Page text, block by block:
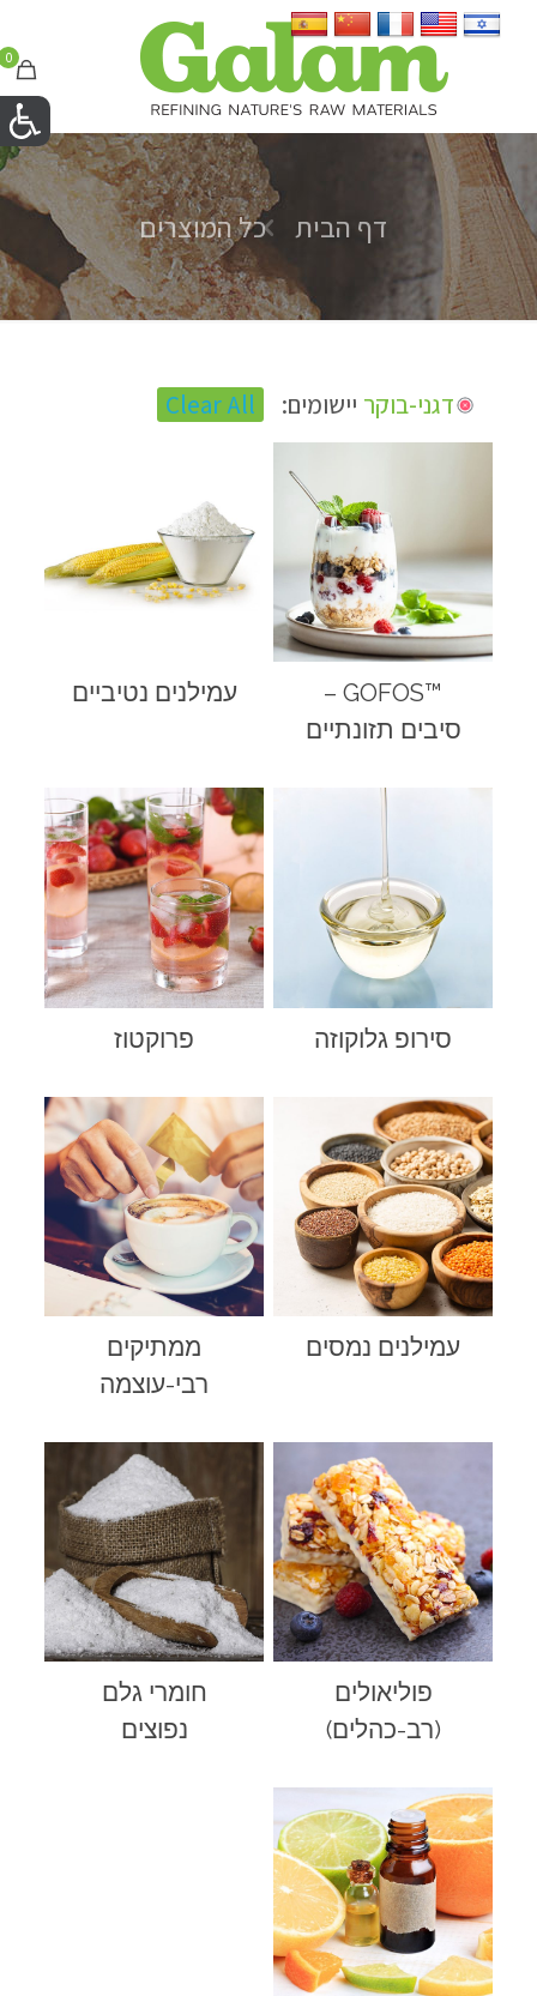
0
דף הבית כל המוצרים
Clear All יישומים: דגני-בוקר
™GOFOS –
סיבים תזונתיים
עמילנים נטיביים
סירופ גלוקוזה פרוקטוז
עמילנים נמסים
ממתיקים
רבי-עוצמה
פוליאולים
(רב-כהלים)
חומרי גלם
נפוצים